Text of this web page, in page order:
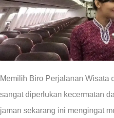
Memilih Biro Perjalanan Wisata
sangat diperlukan kecermatan
jaman sekarang ini mengingat